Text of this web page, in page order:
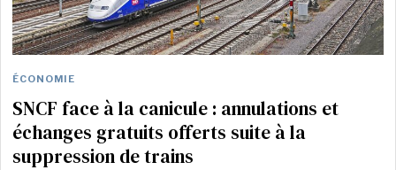
ÉCONOMIE
SNCF face à la canicule : annulations et
échanges gratuits offerts suite à la
suppression de trains